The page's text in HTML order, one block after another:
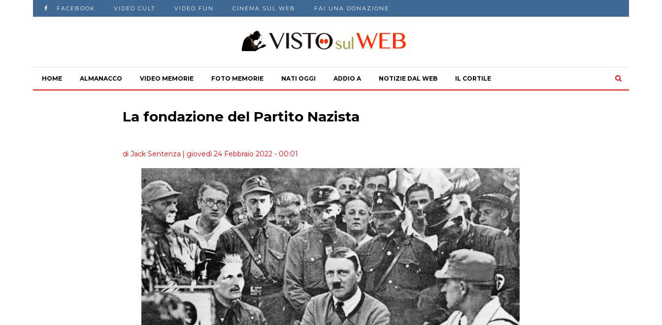
FACEBOOK VIDEO CULT VIDEO FUN CINEMA SUL WEB FAI UNA DONAZIONE
HOME ALMANACCO VIDEO MEMORIE FOTO MEMORIE NATI OGGI ADDIO A NOTIZIE DAL WEB IL CORTILE
La fondazione del Partito Nazista
di Jack Sentenza | giovedì 24 Febbraio 2022 - 00:01